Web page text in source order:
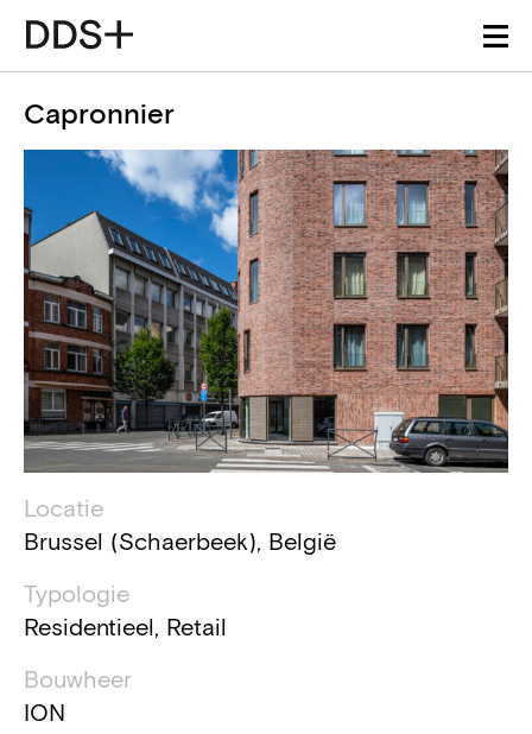
Capronnier
Projectdetails
Locatie
Brussel (Schaerbeek), België
Typologie
Residentieel, Retail
Bouwheer
ION